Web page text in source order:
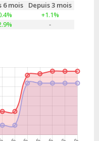
6 mois
Depuis 3 mois
+1.1%
-